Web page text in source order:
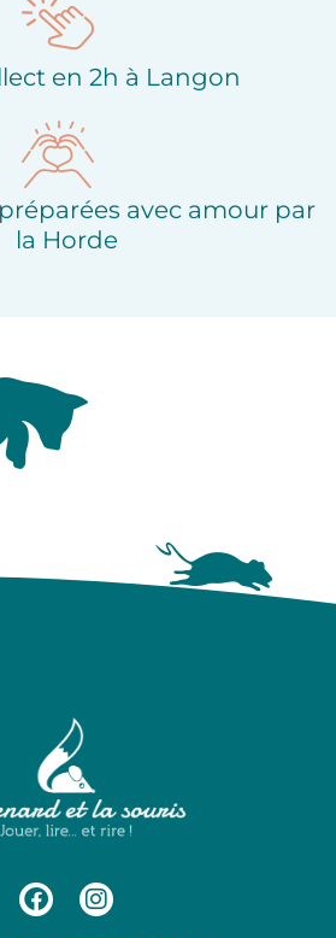
en 2h à Langon
avec amour par
la Horde